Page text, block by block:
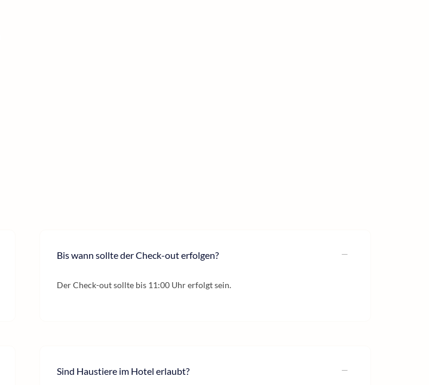
Bis wann sollte der Check-out erfolgen?
Der Check-out sollte bis 11:00 Uhr erfolgt sein.
Sind Haustiere im Hotel erlaubt?